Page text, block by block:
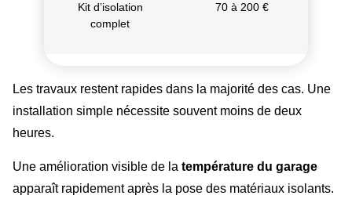
Kit d’isolation
complet
70 à 200 €
Les travaux restent rapides dans la majorité des cas. Une
installation simple nécessite souvent moins de deux
heures.
Une amélioration visible de la température du garage
apparaît rapidement après la pose des matériaux isolants.